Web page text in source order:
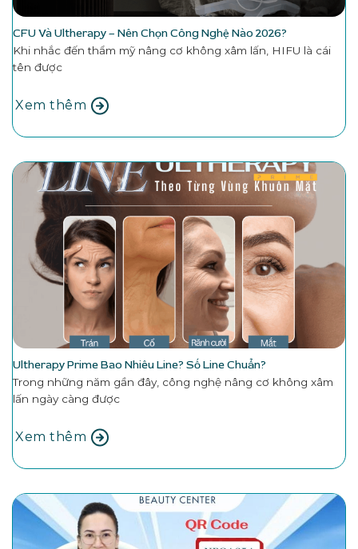
CFU Và Ultherapy – Nên Chọn Công Nghệ Nào 2026?
Khi nhắc đến thẩm mỹ nâng cơ không xâm lấn, HIFU là cái
tên được
Xem thêm
Ultherapy Prime Bao Nhiêu Line? Số Line Chuẩn?
Trong những năm gần đây, công nghệ nâng cơ không xâm
lấn ngày càng được
Xem thêm